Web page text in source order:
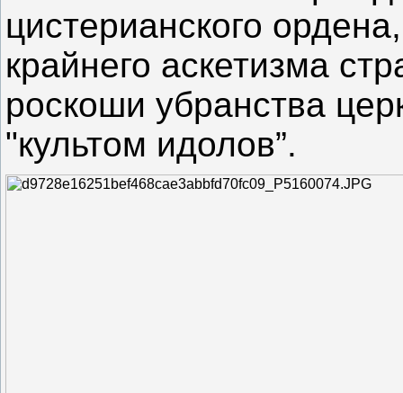
цистерианского
крайнего аскетизма
роскоши убранства
"культом идолов”.